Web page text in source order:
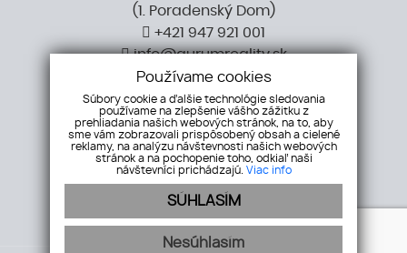
​​​​​​​(1. Poradenský Dom)
+421 947 921 001
info@aurumreality.sk
Používame cookies
Súbory cookie a ďalšie technológie sledovania
používame na zlepšenie vášho zážitku z
prehliadania našich webových stránok, na to, aby
sme vám zobrazovali prispôsobený obsah a cielené
reklamy, na analýzu návštevnosti našich webových
stránok a na pochopenie toho, odkiaľ naši
návštevníci prichádzajú. Viac info
SÚHLASÍM
Nesúhlasím